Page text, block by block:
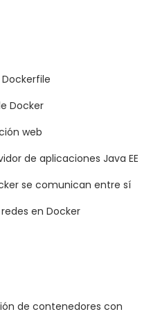
Docker
web
de aplicaciones Java EE
se comunican entre sí
en Docker
de contenedores con